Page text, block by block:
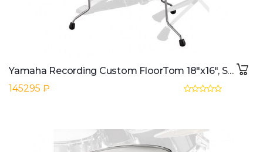
Yamaha Recording Custom FloorTom 18"x16", Solid Black
145295 ₽